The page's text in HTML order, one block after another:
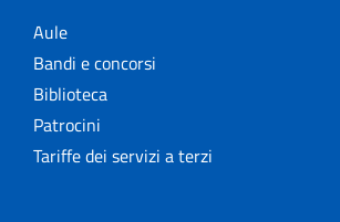
Aule
Bandi e concorsi
Biblioteca
Patrocini
Tariffe dei servizi a terzi